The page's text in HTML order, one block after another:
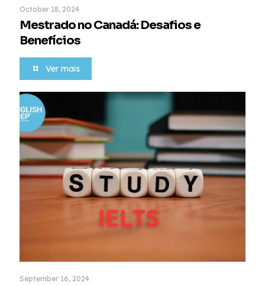
October 18, 2024
Mestrado no Canadá: Desafios e
Benefícios
Ver mais
September 16, 2024